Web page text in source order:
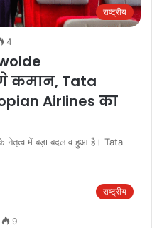
राष्ट्रीय
4
कमान, Tata
Airlines का
में बड़ा बदलाव हुआ है। Tata
राष्ट्रीय
9